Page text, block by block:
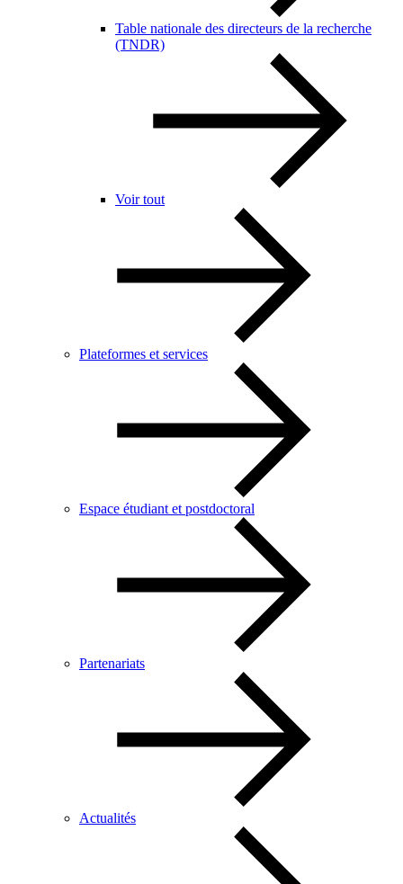
Table nationale des directeurs de la recherche
(TNDR)
Voir tout
Plateformes et services
Espace étudiant et postdoctoral
Partenariats
Actualités